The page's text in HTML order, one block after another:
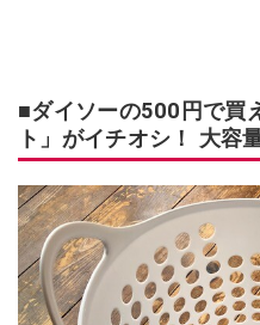
■ダイソーの500円で買
ト」がイチオシ！ 大容